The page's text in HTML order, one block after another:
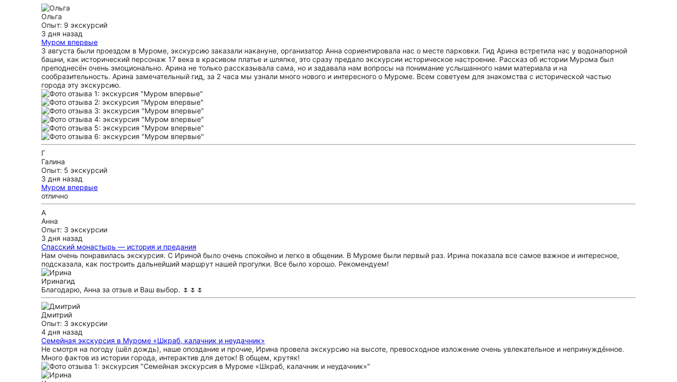
Ольга
Опыт: 9 экскурсий
3 дня назад
Муром впервые
3 августа были проездом в Муроме, экскурсию заказали накануне, организатор Анна сориентировала нас о месте парковки. Гид Арина встретила нас у водонапорной
башни, как исторический персонаж 17 века в красивом платье и шляпке, это сразу предало экскурсии историческое настроение. Рассказ об истории Мурома был
преподнесён очень эмоционально. Арина не только рассказывала сама, но и задавала нам вопросы на понимание услышанного нами материала и на
сообразительность. Арина замечательный гид, за 2 часа мы узнали много нового и интересного о Муроме. Всем советуем для знакомства с исторической частью
города эту экскурсию.
Г
Галина
Опыт: 5 экскурсий
3 дня назад
Муром впервые
отлично
А
Анна
Опыт: 3 экскурсии
3 дня назад
Спасский монастырь — история и предания
Нам очень понравилась экскурсия. С Ириной было очень спокойно и легко в общении. В Муроме были первый раз. Ирина показала все самое важное и интересное,
подсказала, как построить дальнейший маршрут нашей прогулки. Все было хорошо. Рекомендуем!
Иринагид
Благодарю, Анна за отзыв и Ваш выбор. 🌷🌷🌷
Дмитрий
Опыт: 3 экскурсии
4 дня назад
Семейная экскурсия в Муроме «Шкраб, калачник и неудачник»
Не смотря на погоду (шёл дождь), наше опоздание и прочие, Ирина провела экскурсию на высоте, превосходное изложение очень увлекательное и непринуждённое.
Много фактов из истории города, интерактив для деток! В общем, крутяк!